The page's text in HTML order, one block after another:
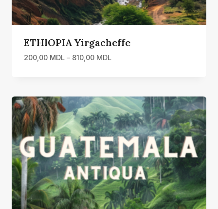
ETHIOPIA Yirgacheffe
200,00 MDL – 810,00 MDLInterval
până
la
810,00 MDL